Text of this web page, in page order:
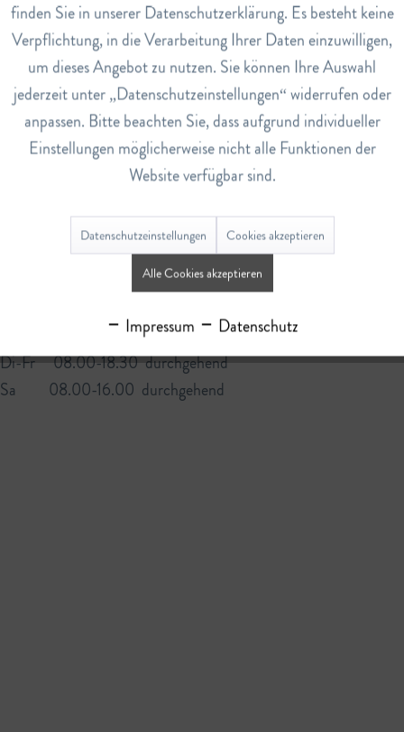
verspüren, wenden Sie sich bitte an eine
medizinische Fachperson. Bei Fragen oder Anregungen sind wir
gern für Sie da:
Abderhalden Drogerie AG
Bahnhofstrasse 9
info@abderhaldendrogerie.ch
www.abderhaldendrogerie.ch
Mo 13.00-18.30
Di-Fr 08.00-18.30 durchgehend
Sa 08.00-16.00 durchgehend
finden Sie in unserer Datenschutzerklärung. Es besteht keine
Verpflichtung, in die Verarbeitung Ihrer Daten einzuwilligen,
um dieses Angebot zu nutzen. Sie können Ihre Auswahl
jederzeit unter „Datenschutzeinstellungen“ widerrufen oder
anpassen. Bitte beachten Sie, dass aufgrund individueller
Einstellungen möglicherweise nicht alle Funktionen der
Website verfügbar sind.
Datenschutzeinstellungen Cookies akzeptieren
Alle Cookies akzeptieren
Impressum Datenschutz